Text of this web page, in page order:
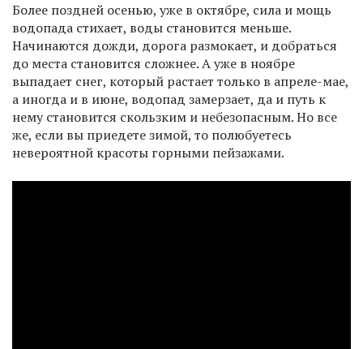
Более поздней осенью, уже в октябре, сила и мощь
водопада стихает, воды становится меньше.
Начинаются дожди, дорога размокает, и добраться
до места становится сложнее. А уже в ноябре
выпадает снег, который растает только в апреле-мае,
а иногда и в июне, водопад замерзает, да и путь к
нему становится скользким и небезопасным. Но все
же, если вы приедете зимой, то полюбуетесь
невероятной красоты горными пейзажами.